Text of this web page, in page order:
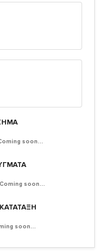
soon...
Coming soon...
soon...